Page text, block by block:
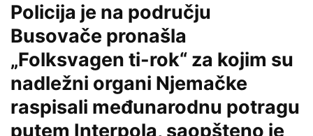
Policija je na području
Busovače pronašla
„Folksvagen ti-rok“ za kojim su
nadležni organi Njemačke
raspisali međunarodnu potragu
putem Interpola, saopšteno je